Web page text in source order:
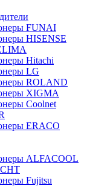
FUNAI
HISENSE
Hitachi
LG
ROLAND
XIGMA
Coolnet
ERACO
ALFACOOL
Fujitsu